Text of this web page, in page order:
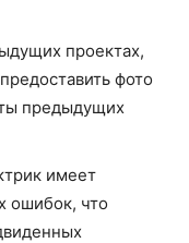
проектах,
фото
предыдущих
имеет
ошибок, что